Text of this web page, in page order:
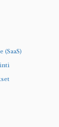
(SaaS)